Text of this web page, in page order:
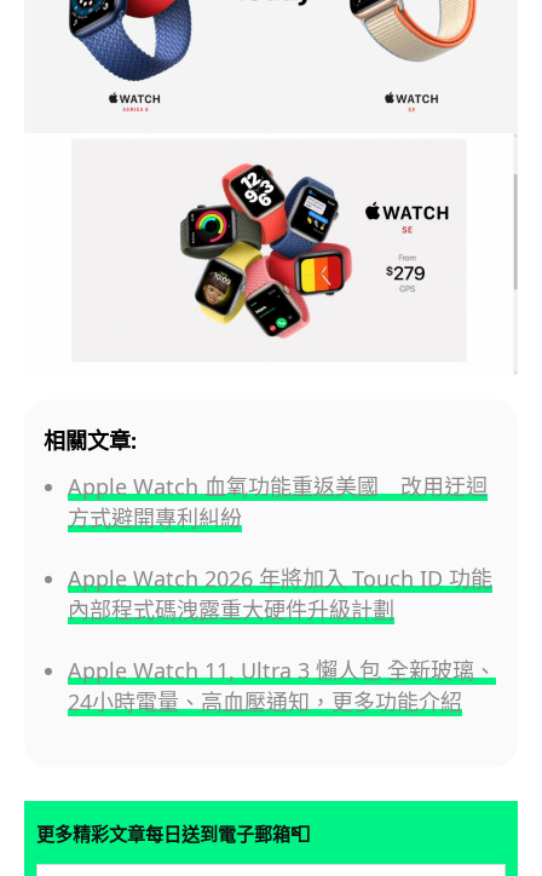
相關文章:
Apple Watch 血氧功能重返美國 改用迂迴
方式避開專利糾紛
Apple Watch 2026 年將加入 Touch ID 功能
內部程式碼洩露重大硬件升級計劃
Apple Watch 11, Ultra 3 懶人包 全新玻璃、
24小時電量、高血壓通知，更多功能介紹
更多精彩文章每日送到電子郵箱📮